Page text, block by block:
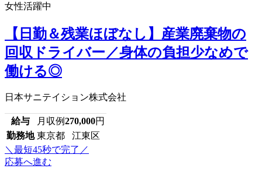
女性活躍中
【日勤＆残業ほぼなし】産業廃棄物の
回収ドライバー／身体の負担少なめで
働ける◎
日本サニテイション株式会社
給与 月収例270,000円
勤務地 東京都 江東区
＼最短45秒で完了／
応募へ進む